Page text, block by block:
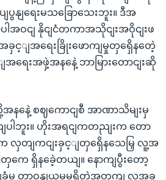
ပွနျရေးမသခြောသေးဘူး။ ဒီအ
ဝငျ နိုငျငံတကာအသိုငျးအဝိုငျးဖ
အခှင့ျအရေးခြိုးဖောကျမှုတှရှေိနတေဲ့
ရေးအဖှဲ့အနနေဲ့ ဘာမြားတောငျးဆို
အနနေဲ့ စဈကောငျစီ အာဏာသိမျးမှ
ပါဘူး။ ဟိုးအရငျကတညျးက တော
က လှတျကငျးခှင့ျတှရှေိနသေမြှ လူ့အ
တှကေ ရှိနခေဲ့တယျ။ နောကျပွီးတော့
ခံမှု တာဝနျယူမှုမရှိတဲ့အတှကျ လူအခှ